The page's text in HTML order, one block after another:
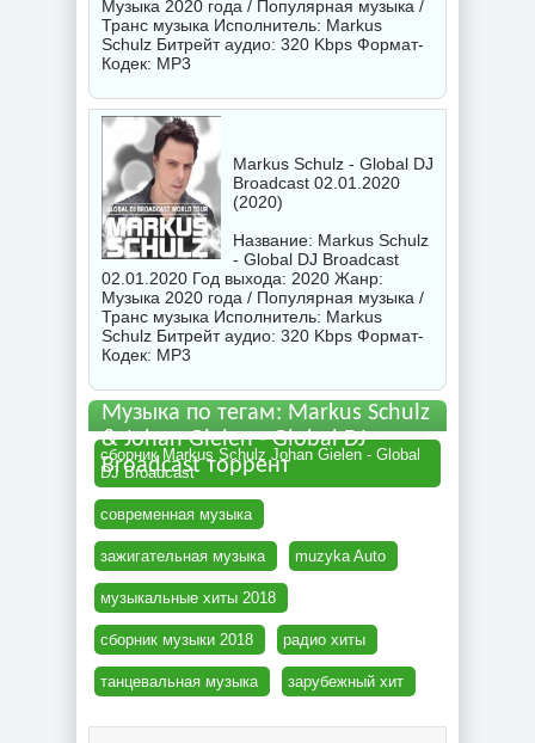
Музыка 2020 года / Популярная музыка /
Транс музыка Исполнитель: Markus
Schulz Битрейт аудио: 320 Kbps Формат-
Кодек: MP3
Markus Schulz - Global DJ
Broadcast 02.01.2020
(2020)
Название: Markus Schulz
- Global DJ Broadcast
02.01.2020 Год выхода: 2020 Жанр:
Музыка 2020 года / Популярная музыка /
Транс музыка Исполнитель: Markus
Schulz Битрейт аудио: 320 Kbps Формат-
Кодек: MP3
Музыка по тегам: Markus Schulz
& Johan Gielen - Global DJ
Broadcast торрент
сборник Markus Schulz Johan Gielen - Global
DJ Broadcast
современная музыка
зажигательная музыка muzyka Auto
музыкальные хиты 2018
сборник музыки 2018 радио хиты
танцевальная музыка зарубежный хит